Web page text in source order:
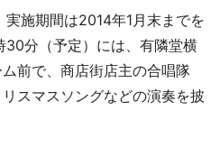
施期間は2014年1月末までを
30分（予定）には、有隣堂横
前で、商店街店主の合唱隊
スマスソングなどの演奏を披